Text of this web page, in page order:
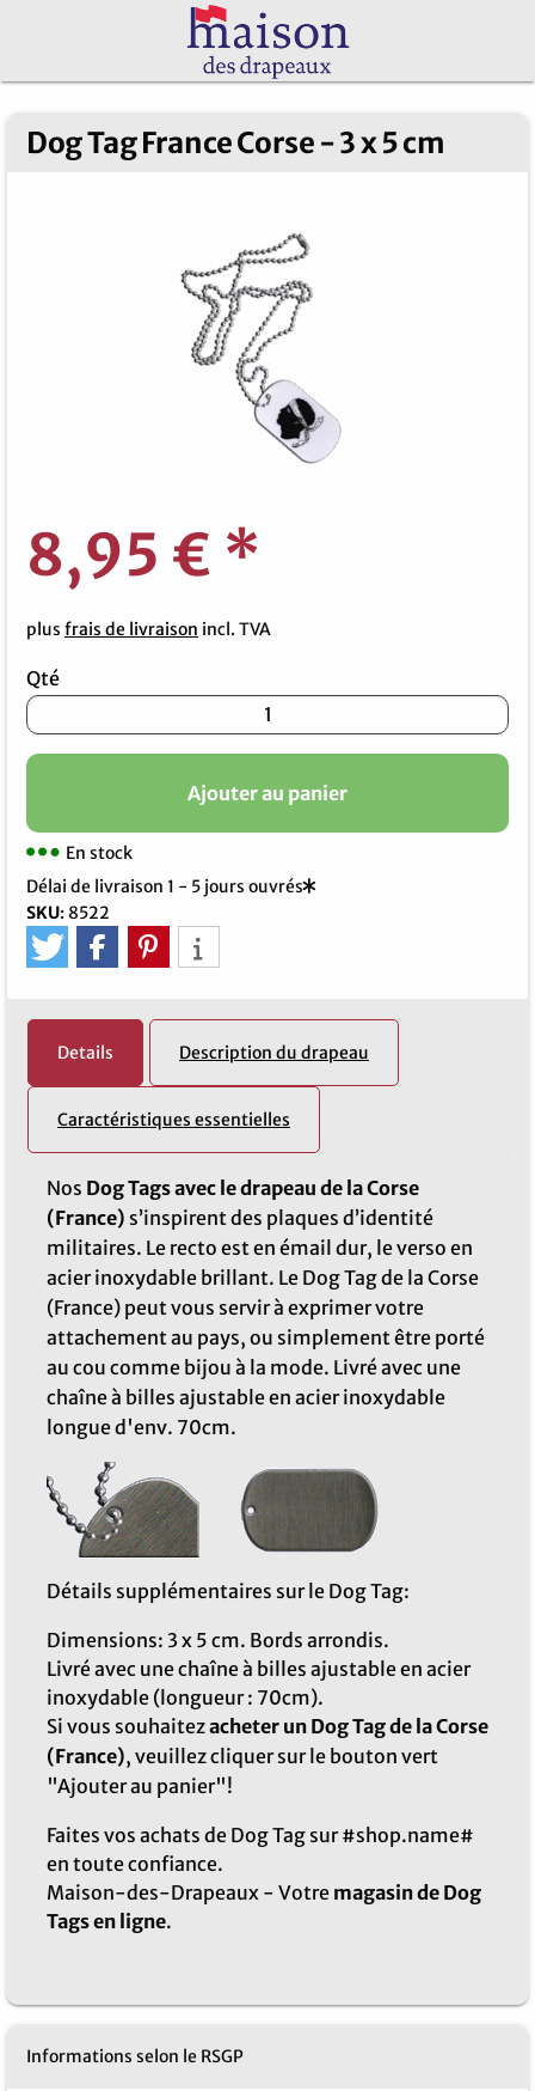
Dog Tag France Corse - 3 x 5 cm
8,95 € *
plus frais de livraison incl. TVA
Qté
Ajouter au panier
En stock
Délai de livraison 1 - 5 jours ouvrés
SKU: 8522
Details Description du drapeau
Caractéristiques essentielles
Nos Dog Tags avec le drapeau de la Corse
(France) s’inspirent des plaques d’identité
militaires. Le recto est en émail dur, le verso en
acier inoxydable brillant. Le Dog Tag de la Corse
(France) peut vous servir à exprimer votre
attachement au pays, ou simplement être porté
au cou comme bijou à la mode. Livré avec une
chaîne à billes ajustable en acier inoxydable
longue d'env. 70cm.
Détails supplémentaires sur le Dog Tag:
Dimensions: 3 x 5 cm. Bords arrondis.
Livré avec une chaîne à billes ajustable en acier
inoxydable (longueur : 70cm).
Si vous souhaitezacheter un Dog Tag de la Corse
(France), veuillez cliquer sur le bouton vert
"Ajouter au panier"!
Faites vos achats de Dog Tag sur #shop.name#
en toute confiance.
Maison-des-Drapeaux - Votre magasin de Dog
Tags en ligne.
Informations selon le RSGP